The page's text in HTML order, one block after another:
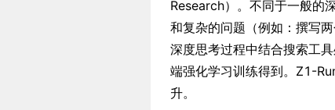
Research）。不同于一般的
和复杂的问题（例如：撰写
深度思考过程中结合搜索工
端强化学习训练得到。Z1-
升。